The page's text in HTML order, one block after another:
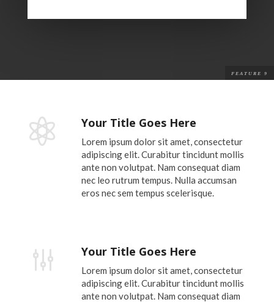
 Your Title Goes Here
Lorem ipsum dolor sit amet, consectetur
adipiscing elit. Curabitur tincidunt mollis
ante non volutpat. Nam consequat diam
nec leo rutrum tempus. Nulla accumsan
eros nec sem tempus scelerisque.
g Your Title Goes Here
Lorem ipsum dolor sit amet, consectetur
adipiscing elit. Curabitur tincidunt mollis
ante non volutpat. Nam consequat diam